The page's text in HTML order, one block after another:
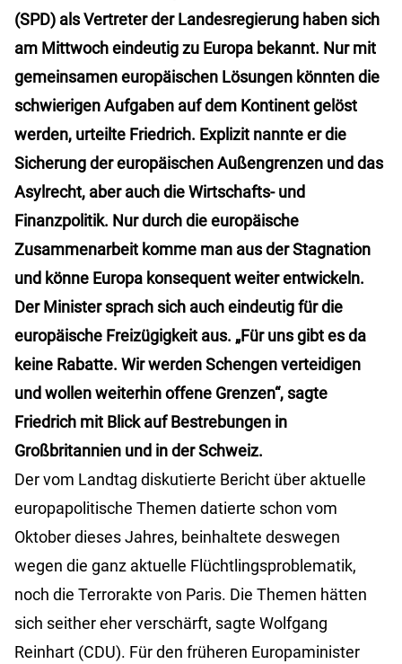
(SPD) als Vertreter der Landesregierung haben sich
am Mittwoch eindeutig zu Europa bekannt. Nur mit
gemeinsamen europäischen Lösungen könnten die
schwierigen Aufgaben auf dem Kontinent gelöst
werden, urteilte Friedrich. Explizit nannte er die
Sicherung der europäischen Außengrenzen und das
Asylrecht, aber auch die Wirtschafts- und
Finanzpolitik. Nur durch die europäische
Zusammenarbeit komme man aus der Stagnation
und könne Europa konsequent weiter entwickeln.
Der Minister sprach sich auch eindeutig für die
europäische Freizügigkeit aus. „Für uns gibt es da
keine Rabatte. Wir werden Schengen verteidigen
und wollen weiterhin offene Grenzen“, sagte
Friedrich mit Blick auf Bestrebungen in
Großbritannien und in der Schweiz.
Der vom Landtag diskutierte Bericht über aktuelle
europapolitische Themen datierte schon vom
Oktober dieses Jahres, beinhaltete deswegen
wegen die ganz aktuelle Flüchtlingsproblematik,
noch die Terrorakte von Paris. Die Themen hätten
sich seither eher verschärft, sagte Wolfgang
Reinhart (CDU). Für den früheren Europaminister